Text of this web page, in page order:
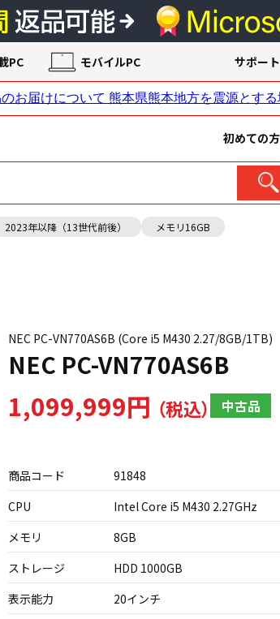
初めての
2023年以降（13世代前後） メモリ16GB
PC モバイルPC サポート
NEC PC-VN770AS6B (Core i5 M430 2.27/8GB/1TB)
NEC PC-VN770AS6B
1,099,999円 中古品
商品コード
91848
CPU
Intel Core i5 M430 2.27GHz
メモリ
8GB
ストレージ
HDD 1000GB
表示能力
20インチ